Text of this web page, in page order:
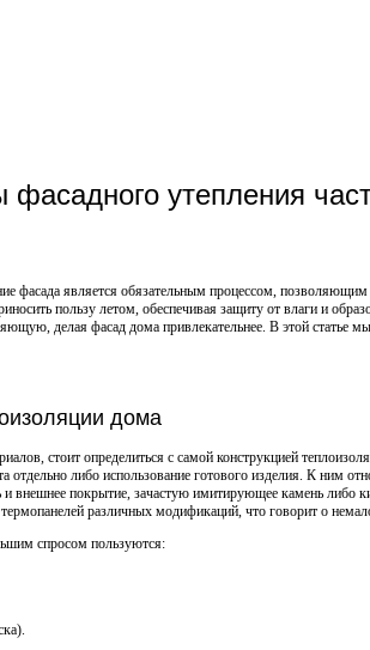
утепления
фасада является обязательным процессом, позволяющим
пользу летом, обеспечивая защиту от влаги и
делая фасад дома привлекательнее. В этой статье
дома
стоит определиться с самой конструкцией
отдельно либо использование готового изделия. К ним
и внешнее покрытие, зачастую имитирующее камень либо
различных модификаций, что говорит о
спросом пользуются: